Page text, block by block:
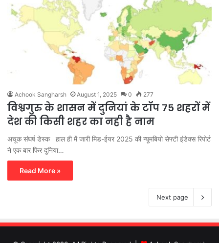
Achook Sangharsh August 1, 2025 0 277
विश्वगुरु के शासन में दुनियां के टॉप 75 शहरों में
देश की किसी शहर का नही है नाम
अचूक संघर्ष डेस्क हाल ही में जारी मिड-ईयर 2025 की न्यूमबियो सेफ्टी इंडेक्स रिपोर्ट
ने एक बार फिर दुनिया…
Read More »
Next page